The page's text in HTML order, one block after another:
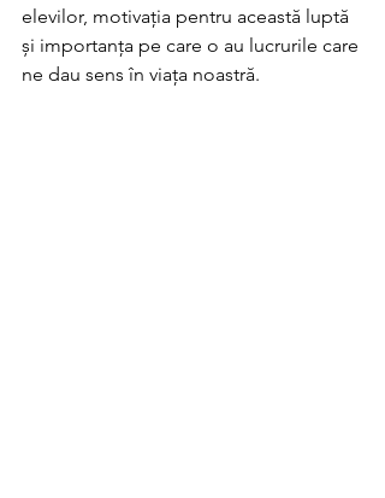
elevilor, motivația pentru această luptă
și importanța pe care o au lucrurile care
ne dau sens în viața noastră.